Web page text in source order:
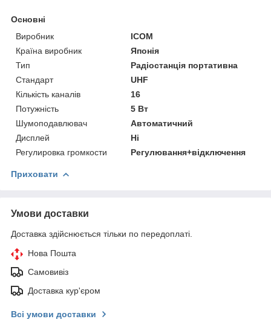
Основні
Виробник
ICOM
Країна виробник
Японія
Тип
Радіостанція портативна
Стандарт
UHF
Кількість каналів
16
Потужність
5 Вт
Шумоподавлювач
Автоматичний
Дисплей
Ні
Регулировка громкости
Регулювання+відключення
Приховати
Умови доставки
Доставка здійснюється тільки по передоплаті.
Нова Пошта
Самовивіз
Доставка кур'єром
Всі умови доставки